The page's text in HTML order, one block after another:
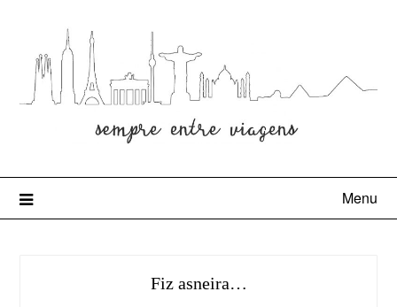
Menu
Fiz asneira…